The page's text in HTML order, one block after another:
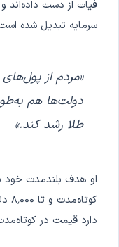
فیات از دست داده‌اند و
سرمایه تبدیل شده
«مردم از
دولت‌ها هم
طلا رشد کند.»
او هدف بلندمدت خود
دارد قیمت در کوتاه‌مدت بین ۴٬۰۰۰ تا ۴٬۴۰۰